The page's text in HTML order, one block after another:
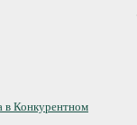
в Конкурентном